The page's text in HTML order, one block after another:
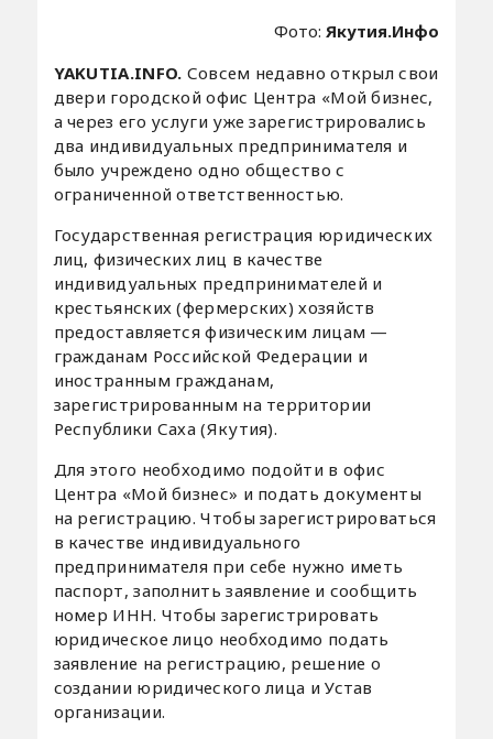
Фото: Якутия.Инфо
YAKUTIA.INFO. Совсем недавно открыл свои
двери городской офис Центра «Мой бизнес,
а через его услуги уже зарегистрировались
два индивидуальных предпринимателя и
было учреждено одно общество с
ограниченной ответственностью.
Государственная регистрация юридических
лиц, физических лиц в качестве
индивидуальных предпринимателей и
крестьянских (фермерских) хозяйств
предоставляется физическим лицам —
гражданам Российской Федерации и
иностранным гражданам,
зарегистрированным на территории
Республики Саха (Якутия).
Для этого необходимо подойти в офис
Центра «Мой бизнес» и подать документы
на регистрацию. Чтобы зарегистрироваться
в качестве индивидуального
предпринимателя при себе нужно иметь
паспорт, заполнить заявление и сообщить
номер ИНН. Чтобы зарегистрировать
юридическое лицо необходимо подать
заявление на регистрацию, решение о
создании юридического лица и Устав
организации.